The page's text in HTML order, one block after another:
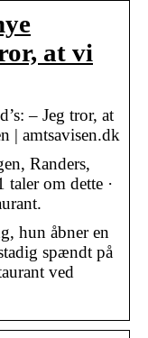
at vi
– Jeg tror, at
| amtsavisen.dk
Randers,
taler om dette ·
hun åbner en
spændt på
ved